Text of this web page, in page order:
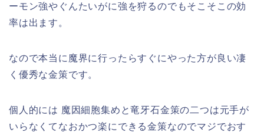
ーモン強やぐんたいがに強を狩るのでもそこそこの効
率は出ます。
なので本当に魔界に行ったらすぐにやった方が良い凄
く優秀な金策です。
個人的には 魔因細胞集めと竜牙石金策の二つは元手が
いらなくてなおかつ楽にできる金策なのでマジでおす